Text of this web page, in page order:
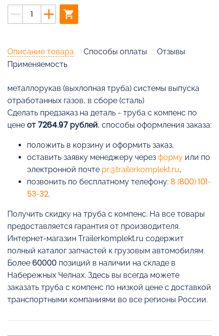
remove add shopping_cart
Описание товара Способы оплаты
Отзывы
Применяемость
металлорукав (выхлопная труба) системы выпуска
отработанных газов, в сборе (сталь)
Cделать предзаказ на деталь - труба с компенс по
цене от 7264.97 рублей, способы оформления заказа:
положить в корзину и оформить заказ,
оставить заявку менеджеру через форму или по
электронной почте pr@trailerkomplekt.ru,
позвонить по бесплатному телефону: 8 (800) 101-
53-32.
Получить скидку на труба с компенс. На все товары
предоставляется гарантия от производителя.
Интернет-магазин Trailerkomplekt.ru содержит
полный каталог запчастей к грузовым автомобилям.
Более 60000 позиций в наличии на складе в
Набережных Челнах. Здесь вы всегда можете
заказать труба с компенс по низкой цене с доставкой
транспортными компаниями во все регионы России.